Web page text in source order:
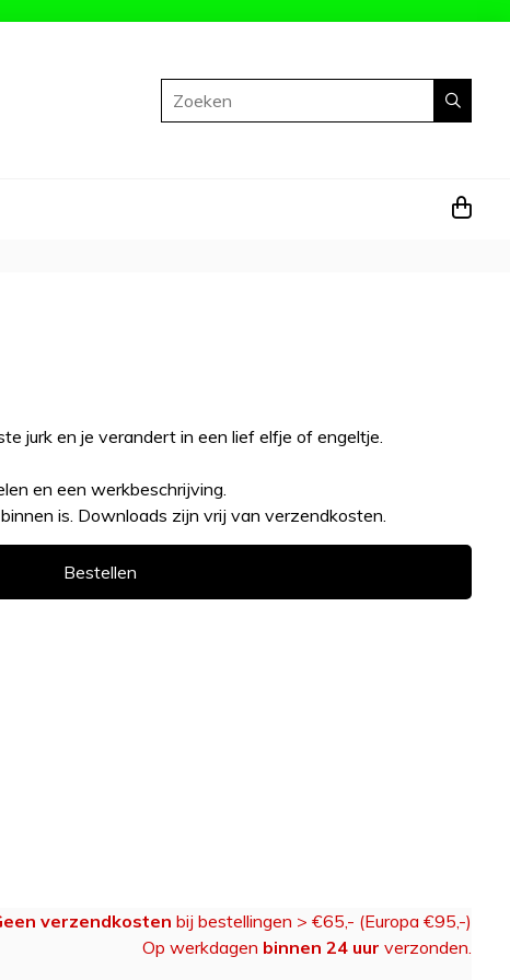
Zoeken
jurk en je verandert in een lief elfje of engeltje.
en een werkbeschrijving.
is. Downloads zijn vrij van verzendkosten.
Bestellen
verzendkosten bij bestellingen > €65,- (Europa €95,-)
Op werkdagen binnen 24 uur verzonden.